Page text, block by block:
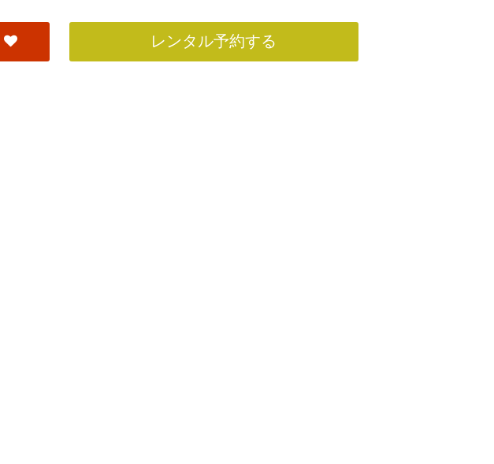
レンタル予約する